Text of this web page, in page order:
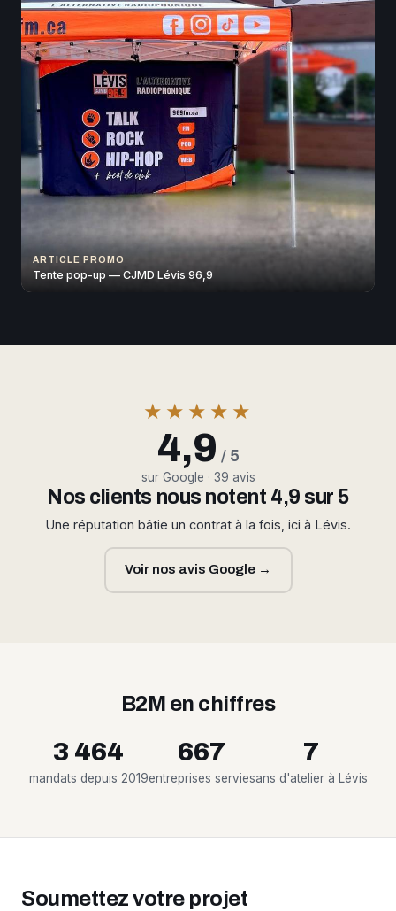
ARTICLE PROMO
Tente pop-up — CJMD Lévis 96,9
★★★★★
4,9 / 5
sur Google · 39 avis
Nos clients nous notent 4,9 sur 5
Une réputation bâtie un contrat à la fois, ici à Lévis.
Voir nos avis Google →
B2M en chiffres
3 464
mandats depuis 2019
667
entreprises servies
7
ans d'atelier à Lévis
Soumettez votre projet